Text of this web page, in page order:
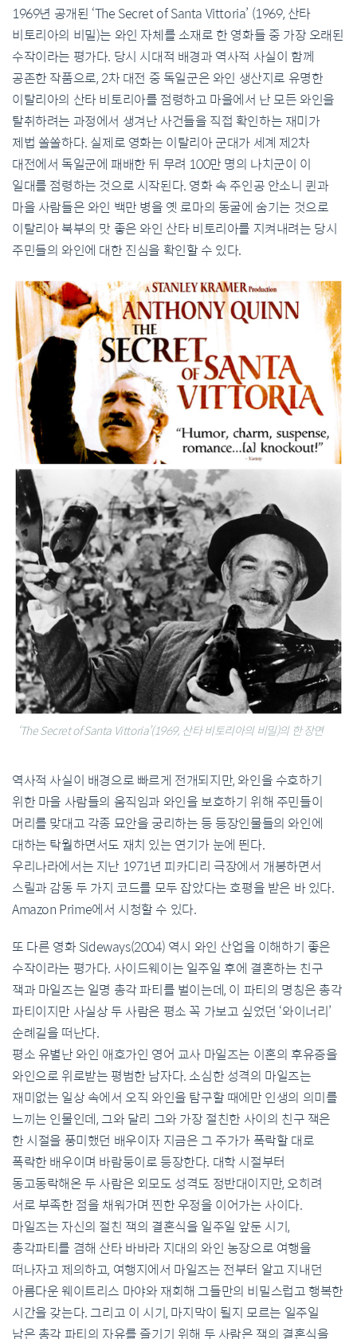
1969년 공개된 ‘The Secret of Santa Vittoria’ (1969, 산타
비토리아의 비밀)는 와인 자체를 소재로 한 영화들 중 가장 오래된
수작이라는 평가다. 당시 시대적 배경과 역사적 사실이 함께
공존한 작품으로, 2차 대전 중 독일군은 와인 생산지로 유명한
이탈리아의 산타 비토리아를 점령하고 마을에서 난 모든 와인을
탈취하려는 과정에서 생겨난 사건들을 직접 확인하는 재미가
제법 쏠쏠하다. 실제로 영화는 이탈리아 군대가 세계 제2차
대전에서 독일군에 패배한 뒤 무려 100만 명의 나치군이 이
일대를 점령하는 것으로 시작된다. 영화 속 주인공 안소니 퀸과
마을 사람들은 와인 백만 병을 옛 로마의 동굴에 숨기는 것으로
이탈리아 북부의 맛 좋은 와인 산타 비토리아를 지켜내려는 당시
주민들의 와인에 대한 진심을 확인할 수 있다.
‘The Secret of Santa Vittoria’(1969, 산타 비토리아의 비밀)의 한 장면
역사적 사실이 배경으로 빠르게 전개되지만, 와인을 수호하기
위한 마을 사람들의 움직임과 와인을 보호하기 위해 주민들이
머리를 맞대고 각종 묘안을 궁리하는 등 등장인물들의 와인에
대하는 탁월하면서도 재치 있는 연기가 눈에 띈다.
우리나라에서는 지난 1971년 피카디리 극장에서 개봉하면서
스릴과 감동 두 가지 코드를 모두 잡았다는 호평을 받은 바 있다.
Amazon Prime에서 시청할 수 있다.
또 다른 영화 Sideways(2004) 역시 와인 산업을 이해하기 좋은
수작이라는 평가다. 사이드웨이는 일주일 후에 결혼하는 친구
잭과 마일즈는 일명 총각 파티를 벌이는데, 이 파티의 명칭은 총각
파티이지만 사실상 두 사람은 평소 꼭 가보고 싶었던 ‘와이너리’
순례길을 떠난다.
평소 유별난 와인 애호가인 영어 교사 마일즈는 이혼의 후유증을
와인으로 위로받는 평범한 남자다. 소심한 성격의 마일즈는
재미없는 일상 속에서 오직 와인을 탐구할 때에만 인생의 의미를
느끼는 인물인데, 그와 달리 그와 가장 절친한 사이의 친구 잭은
한 시절을 풍미했던 배우이자 지금은 그 주가가 폭락할 대로
폭락한 배우이며 바람둥이로 등장한다. 대학 시절부터
동고동락해온 두 사람은 외모도 성격도 정반대이지만, 오히려
서로 부족한 점을 채워가며 찐한 우정을 이어가는 사이다.
마일즈는 자신의 절친 잭의 결혼식을 일주일 앞둔 시기,
총각파티를 겸해 산타 바바라 지대의 와인 농장으로 여행을
떠나자고 제의하고, 여행지에서 마일즈는 전부터 알고 지내던
아름다운 웨이트리스 마야와 재회해 그들만의 비밀스럽고 행복한
시간을 갖는다. 그리고 이 시기, 마지막이 될지 모르는 일주일
남은 총각 파티의 자유를 즐기기 위해 두 사람은 잭의 결혼식을